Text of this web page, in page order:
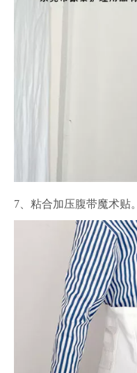
7、粘合加压腹带魔术贴。